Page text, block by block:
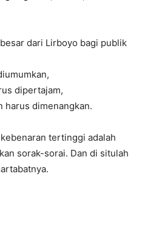
dari Lirboyo bagi publik
dipertajam,
harus dimenangkan.
tertinggi adalah
sorak-sorai. Dan di situlah